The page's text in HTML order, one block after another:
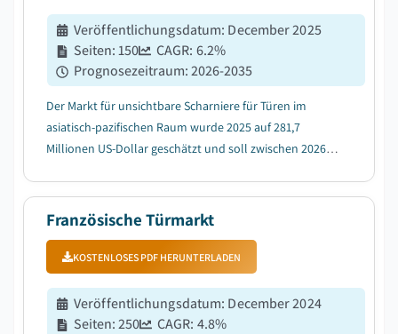
Veröffentlichungsdatum: December 2025
Seiten:150 CAGR: 6.2%
Prognosezeitraum:2026-2035
Der Markt für unsichtbare Scharniere für Türen im
asiatisch-pazifischen Raum wurde 2025 auf 281,7
Millionen US-Dollar geschätzt und soll zwischen 2026
Französische Türmarkt
KOSTENLOSES PDF HERUNTERLADEN
Veröffentlichungsdatum: December 2024
Seiten:250 CAGR: 4.8%